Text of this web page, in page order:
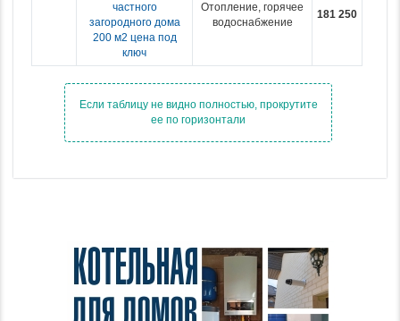
частного
загородного дома
200 м2 цена под
ключ
Отопление, горячее
водоснабжение
181 250